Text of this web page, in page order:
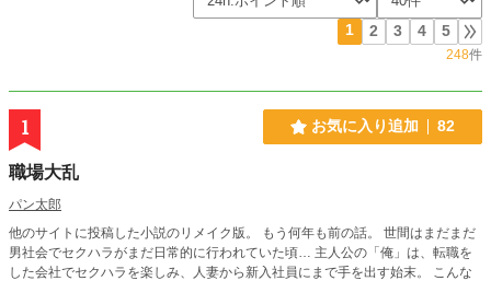
1 2 3 4 5
248件
1 お気に入り追加 82
職場大乱
パン太郎
他のサイトに投稿した小説のリメイク版。 もう何年も前の話。 世間はまだまだ
男社会でセクハラがまだ日常的に行われていた頃… 主人公の「俺」は、転職を
した会社でセクハラを楽しみ、人妻から新入社員にまで手を出す始末。 こんな